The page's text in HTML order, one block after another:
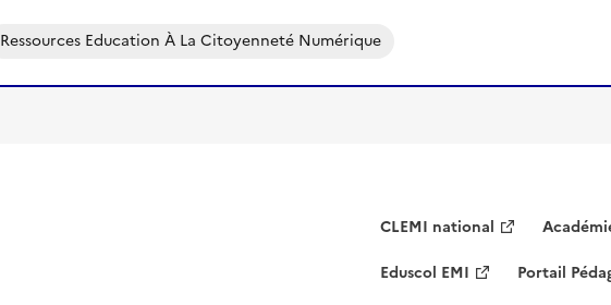
Ressources Education À La Citoyenneté Numérique
CLEMI national
Eduscol EMI
Portail